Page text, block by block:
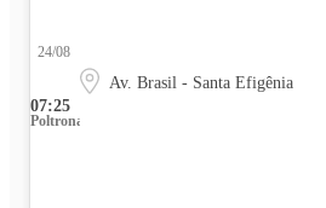
07:25
24/08
Av. Brasil - Santa Efigênia
Poltrona